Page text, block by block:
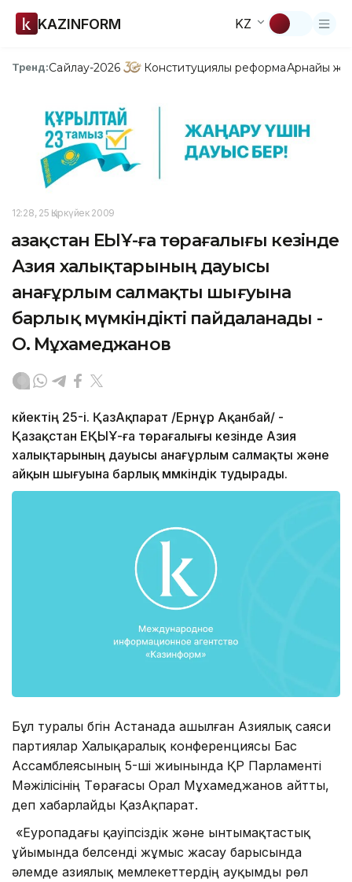
KAZINFORM KZ
Тренд:Сайлау-2026 Конституциялық реформаАрнайы
12:28, 25 Қыркүйек 2009
Қазақстан ЕҚЫҰ-ға төрағалығы кезінде
Азия халықтарының дауысы
анағұрлым салмақты шығуына
барлық мүмкіндікті пайдаланады -
О. Мұхамеджанов
күйектің 25-і. ҚазАқпарат /Ернұр Ақанбай/ -
Қазақстан ЕҚЫҰ-ға төрағалығы кезінде Азия
халықтарының дауысы анағұрлым салмақты және
айқын шығуына барлық мүмкіндік тудырады.
Бұл туралы бүгін Астанада ашылған Азиялық саяси
партиялар Халықаралық конференциясы Бас
Ассамблеясының 5-ші жиынында ҚР Парламенті
Мәжілісінің Төрағасы Орал Мұхамеджанов айтты,
деп хабарлайды ҚазАқпарат.
«Еуропадағы қауіпсіздік және ынтымақтастық
ұйымында белсенді жұмыс жасау барысында
әлемде азиялық мемлекеттердің ауқымды рөл